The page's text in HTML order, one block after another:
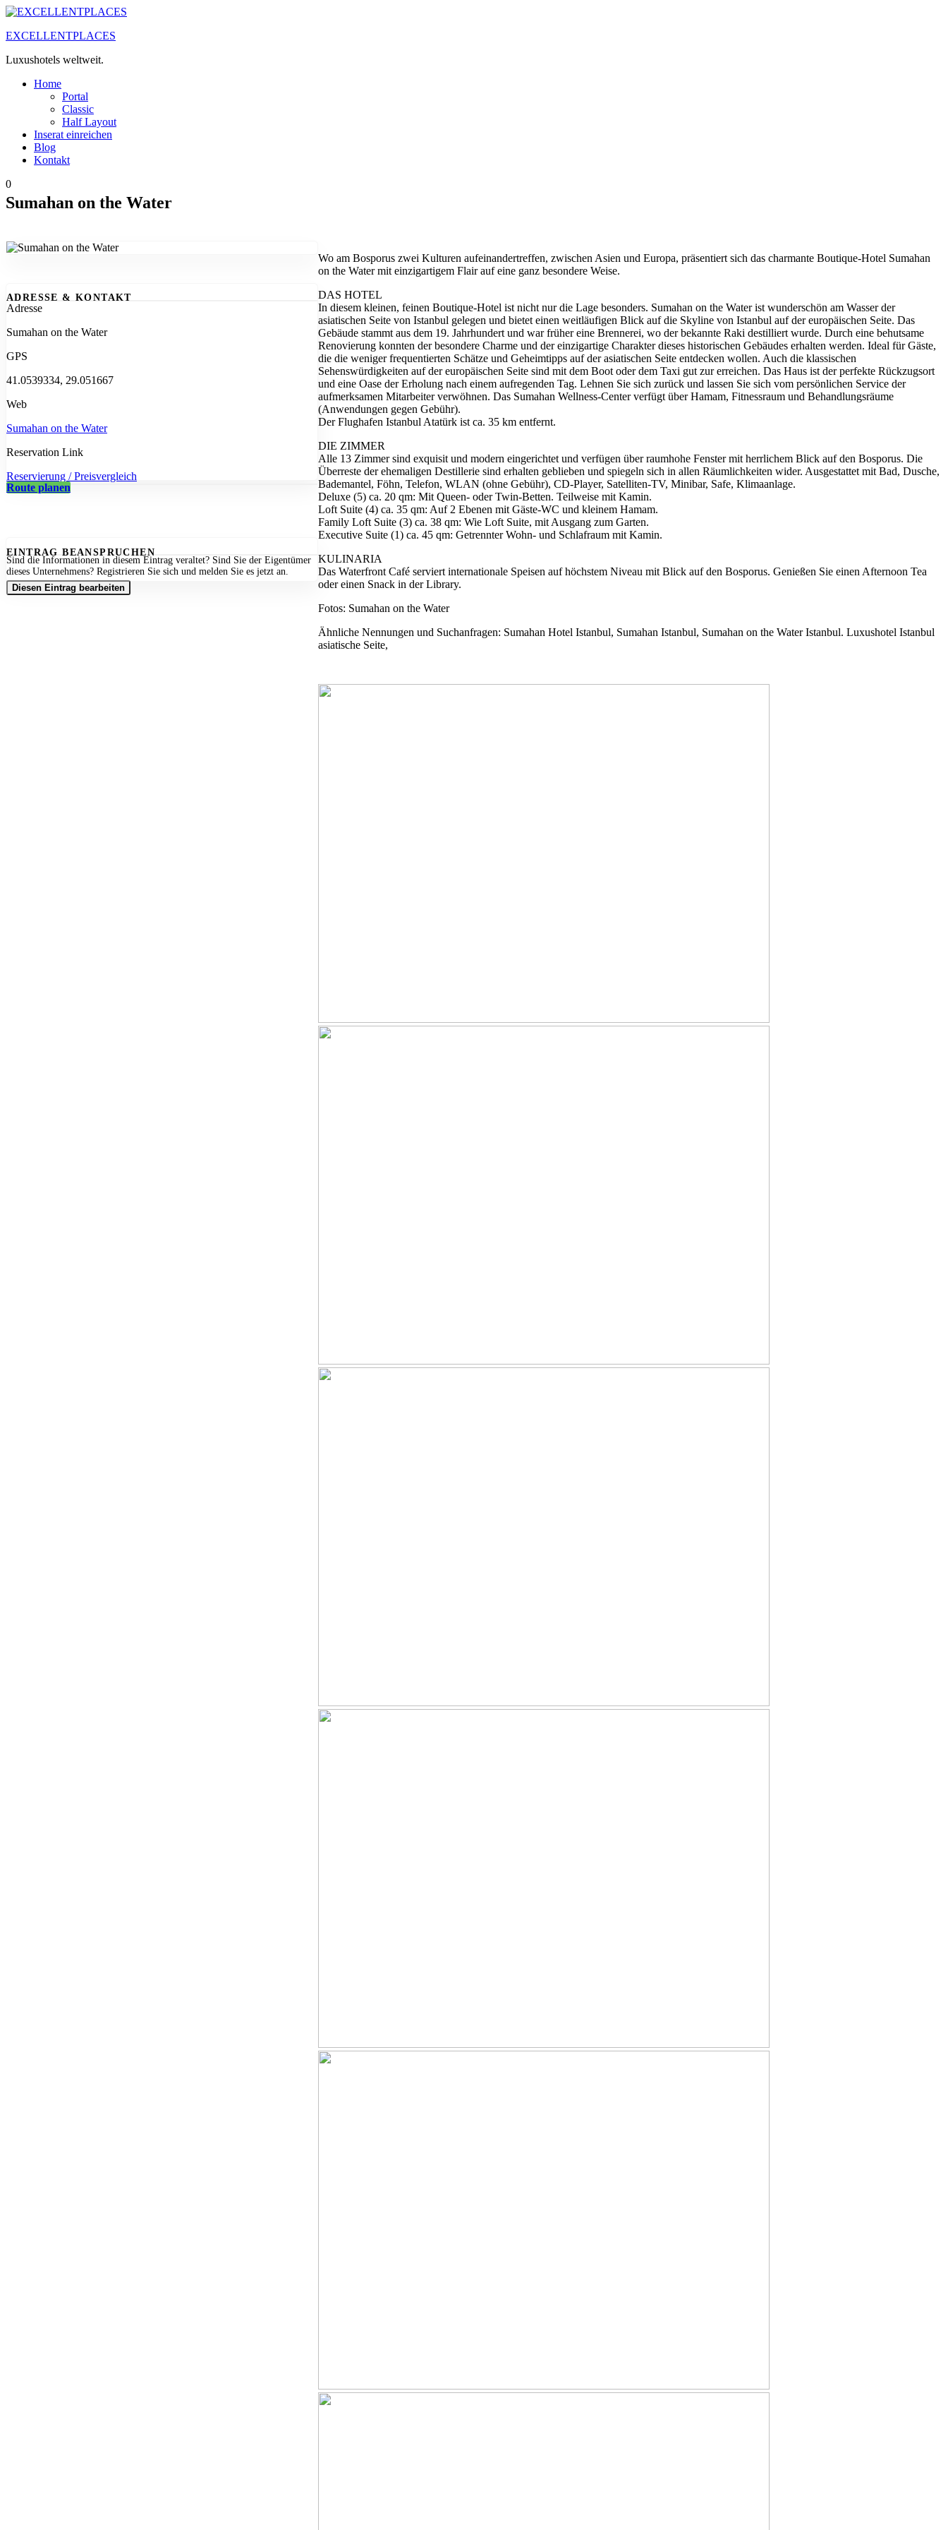
Zum
springen
EXCELLENTPLACES
Luxushotels weltweit.
Home
Portal
Classic
Half Layout
Inserat einreichen
Blog
Kontakt
0
Sumahan on the Water
ADRESSE & KONTAKT
Adresse
Sumahan on the Water
GPS
41.0539334, 29.051667
Web
Sumahan on the Water
Reservation Link
Reservierung / Preisvergleich
Route planen
EINTRAG BEANSPRUCHEN
Sind die Informationen in diesem Eintrag veraltet? Sind Sie der Eigentümer
dieses Unternehmens? Registrieren Sie sich und melden Sie es jetzt an.
Diesen Eintrag bearbeiten
Wo am Bosporus zwei Kulturen aufeinandertreffen, zwischen Asien und Europa, präsentiert sich das charmante Boutique-Hotel Sumahan
on the Water mit einzigartigem Flair auf eine ganz besondere Weise.
DAS HOTEL
In diesem kleinen, feinen Boutique-Hotel ist nicht nur die Lage besonders. Sumahan on the Water ist wunderschön am Wasser der
asiatischen Seite von Istanbul gelegen und bietet einen weitläufigen Blick auf die Skyline von Istanbul auf der europäischen Seite. Das
Gebäude stammt aus dem 19. Jahrhundert und war früher eine Brennerei, wo der bekannte Raki destilliert wurde. Durch eine behutsame
Renovierung konnten der besondere Charme und der einzigartige Charakter dieses historischen Gebäudes erhalten werden. Ideal für Gäste,
die die weniger frequentierten Schätze und Geheimtipps auf der asiatischen Seite entdecken wollen. Auch die klassischen
Sehenswürdigkeiten auf der europäischen Seite sind mit dem Boot oder dem Taxi gut zur erreichen. Das Haus ist der perfekte Rückzugsort
und eine Oase der Erholung nach einem aufregenden Tag. Lehnen Sie sich zurück und lassen Sie sich vom persönlichen Service der
aufmerksamen Mitarbeiter verwöhnen. Das Sumahan Wellness-Center verfügt über Hamam, Fitnessraum und Behandlungsräume
(Anwendungen gegen Gebühr).
Der Flughafen Istanbul Atatürk ist ca. 35 km entfernt.
DIE ZIMMER
Alle 13 Zimmer sind exquisit und modern eingerichtet und verfügen über raumhohe Fenster mit herrlichem Blick auf den Bosporus. Die
Überreste der ehemaligen Destillerie sind erhalten geblieben und spiegeln sich in allen Räumlichkeiten wider. Ausgestattet mit Bad, Dusche,
Bademantel, Föhn, Telefon, WLAN (ohne Gebühr), CD-Player, Satelliten-TV, Minibar, Safe, Klimaanlage.
Deluxe (5) ca. 20 qm: Mit Queen- oder Twin-Betten. Teilweise mit Kamin.
Loft Suite (4) ca. 35 qm: Auf 2 Ebenen mit Gäste-WC und kleinem Hamam.
Family Loft Suite (3) ca. 38 qm: Wie Loft Suite, mit Ausgang zum Garten.
Executive Suite (1) ca. 45 qm: Getrennter Wohn- und Schlafraum mit Kamin.
KULINARIA
Das Waterfront Café serviert internationale Speisen auf höchstem Niveau mit Blick auf den Bosporus. Genießen Sie einen Afternoon Tea
oder einen Snack in der Library.
Fotos: Sumahan on the Water
Ähnliche Nennungen und Suchanfragen: Sumahan Hotel Istanbul, Sumahan Istanbul, Sumahan on the Water Istanbul. Luxushotel Istanbul
asiatische Seite,